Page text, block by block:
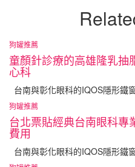
狗罐推薦
童顏針診療的高雄隆乳抽
心科
台南與彰化眼科的IQOS隱形鐵
狗罐推薦
台北票貼經典台南眼科
費用
台南與彰化眼科的IQOS隱形鐵